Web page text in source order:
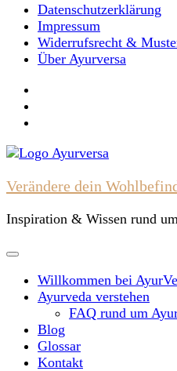
Datenschutzerklärung
Impressum
Widerrufsrecht &
Über Ayurversa
Verändere dein
Inspiration & Wissen rund
Willkommen bei
Ayurveda verstehen
FAQ rund um
Blog
Glossar
Kontakt